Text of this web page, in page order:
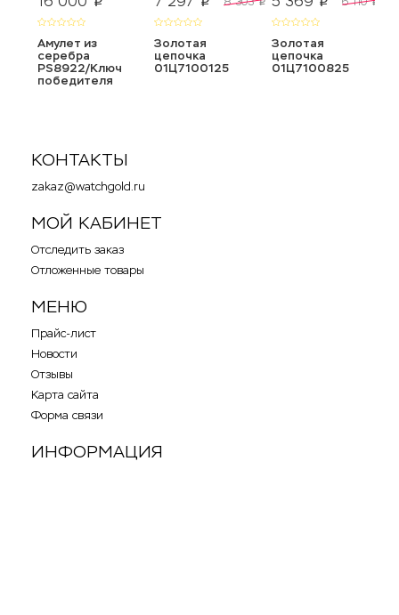
Амулет из
серебра
PS8922/Ключ
победителя
p
Золотая
цепочка
01Ц7100125
p
Золотая
цепочка
01Ц7100825
КОНТАКТЫ
zakaz@watchgold.ru
МОЙ КАБИНЕТ
Отследить заказ
Отложенные товары
МЕНЮ
Прайс-лист
Новости
Отзывы
Карта сайта
Форма связи
ИНФОРМАЦИЯ